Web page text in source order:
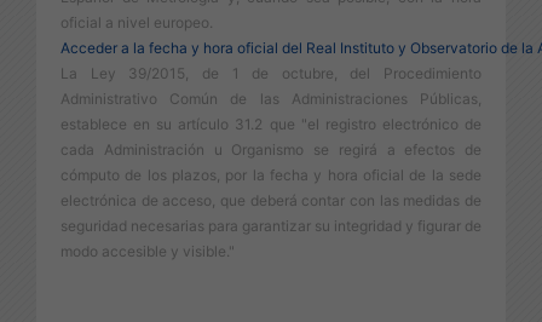
oficial a nivel europeo.
Acceder a la fecha y hora oficial del Real Instituto y Observatorio de la
La Ley 39/2015, de 1 de octubre, del Procedimiento
Administrativo Común de las Administraciones Públicas,
establece en su artículo 31.2 que "el registro electrónico de
cada Administración u Organismo se regirá a efectos de
cómputo de los plazos, por la fecha y hora oficial de la sede
electrónica de acceso, que deberá contar con las medidas de
seguridad necesarias para garantizar su integridad y figurar de
modo accesible y visible."